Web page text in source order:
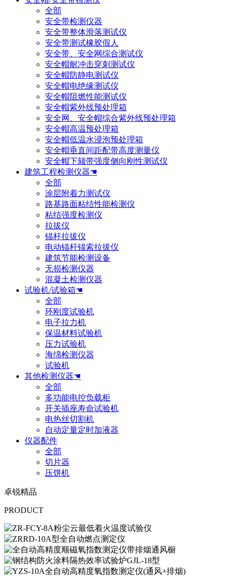
全部
安全带检测仪器
安全带整体滑落测试仪
安全带测试橡胶假人
安全带、安全网综合测试仪
安全帽耐冲击穿刺测试仪
安全帽防静电测试仪
安全帽电绝缘测试仪
安全帽阻燃性能测试仪
安全帽紫外线预处理箱
安全网、安全帽综合紫外线预处理箱
安全帽高温预处理箱
安全帽低温水浸泡预处理箱
安全帽垂直间距配带高度测量仪
安全帽下颏带强度侧向刚性测试仪
建筑工程检测仪器☚
全部
涂层附着力测试仪
路基路面粘结性能检测仪
粘结强度检测仪
拉拔仪
锚杆拉拔仪
电动锚杆锚索拉拔仪
建筑节能检测设备
无损检测仪器
混凝土检测仪器
试验机/试验箱☚
全部
环刚度试验机
电子拉力机
保温材料试验机
压力试验机
海绵检测仪器
试验机
其他检测仪器☚
全部
多功能电控负载柜
开关插座寿命试验机
电热丝切割机
自动定量定时加液器
仪器配件
全部
切片器
压饼机
卓锐精品
PRODUCT